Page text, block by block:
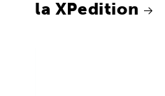
la XPedition